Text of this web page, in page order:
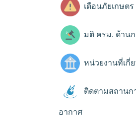
เตือนภัยเกษตร
มติ ครม. ด้านก
หน่วยงานที่เกี่
ติดตามสถานก
อากาศ